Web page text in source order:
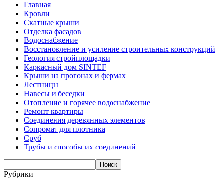
Главная
Кровли
Скатные крыши
Отделка фасадов
Водоснабжение
Восстановление и усиление строительных конструкций
Геология стройплощадки
Каркасный дом SINTEF
Крыши на прогонах и фермах
Лестницы
Навесы и беседки
Отопление и горячее водоснабжение
Ремонт квартиры
Соединения деревянных элементов
Сопромат для плотника
Сруб
Трубы и способы их соединений
Рубрики